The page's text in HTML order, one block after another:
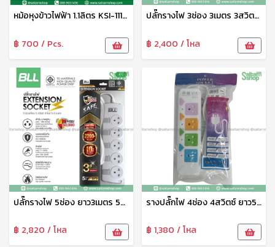
หม้อหุงข้าวไฟฟ้า 1.1ลิตร KSI-111 มิตซูชิต้า
฿ 700 / Pcs.
ปลั๊กรางไฟ 3ช่อง 3เมตร 3สวิตซ์ 2USB+1USB-C B88
฿ 2,400 / โหล
ปลั๊กรางไฟ 5ช่อง ยาว3เมตร 5สวิตซ์ B75 BLL
฿ 2,820 / โหล
รางปลั๊กไฟ 4ช่อง 4สวิตซ์ ยาว5เมตร No.T415 Panasi
฿ 1,380 / โหล